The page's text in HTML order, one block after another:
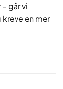
går vi
kreve en mer